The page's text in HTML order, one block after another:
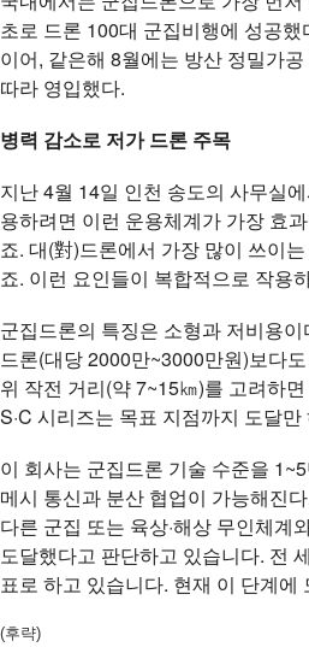
초로 드론 100대 군집비행에 성공했
이어, 같은해 8월에는 방산 정밀가
따라 영입했다.
병력 감소로 저가 드론 주목
지난 4월 14일 인천 송도의 사무실
용하려면 이런 운용체계가 가장 효
죠. 대(對)드론에서 가장 많이 쓰이
죠. 이런 요인들이 복합적으로 작용
군집드론의 특징은 소형과 저비용
드론(대당 2000만~3000만원)보다
위 작전 거리(약 7~15㎞)를 고려하
S·C 시리즈는 목표 지점까지 도달
이 회사는 군집드론 기술 수준을
메시 통신과 분산 협업이 가능해진
다른 군집 또는 육상·해상 무인체
도달했다고 판단하고 있습니다. 전
표로 하고 있습니다. 현재 이 단계에
(후략)